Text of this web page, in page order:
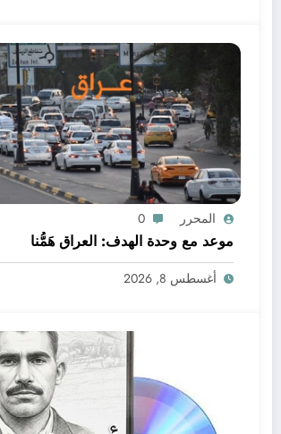
المحرر 0
موعد مع وحدة الهدف: العراق هَمُّنا
أغسطس 8, 2026